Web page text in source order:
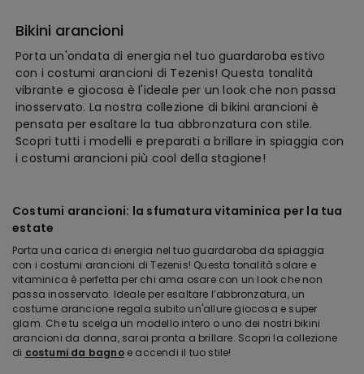
Bikini arancioni
Porta un'ondata di energia nel tuo guardaroba estivo
con i costumi arancioni di Tezenis! Questa tonalità
vibrante e giocosa è l'ideale per un look che non passa
inosservato. La nostra collezione di bikini arancioni è
pensata per esaltare la tua abbronzatura con stile.
Scopri tutti i modelli e preparati a brillare in spiaggia con
i costumi arancioni più cool della stagione!
Costumi arancioni: la sfumatura vitaminica per la tua
estate
Porta una carica di energia nel tuo guardaroba da spiaggia
con i costumi arancioni di Tezenis! Questa tonalità solare e
vitaminica è perfetta per chi ama osare con un look che non
passa inosservato. Ideale per esaltare l’abbronzatura, un
costume arancione regala subito un'allure giocosa e super
glam. Che tu scelga un modello intero o uno dei nostri bikini
arancioni da donna, sarai pronta a brillare. Scopri la collezione
di costumi da bagnoe accendi il tuo stile!